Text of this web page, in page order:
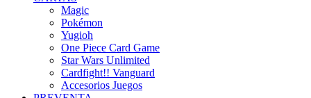
Magic
Pokémon
Yugioh
One Piece Card Game
Star Wars Unlimited
Cardfight!! Vanguard
Accesorios Juegos